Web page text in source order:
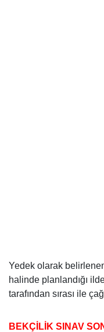
Yedek olarak
halinde planlandığı
tarafından sırası ile
BEKÇİLİK SINAV